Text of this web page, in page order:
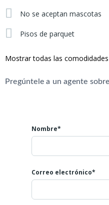
No se aceptan mascotas
Pisos de parquet
Mostrar todas las
Pregúntele a un agente
Nombre*
Correo electrónico*